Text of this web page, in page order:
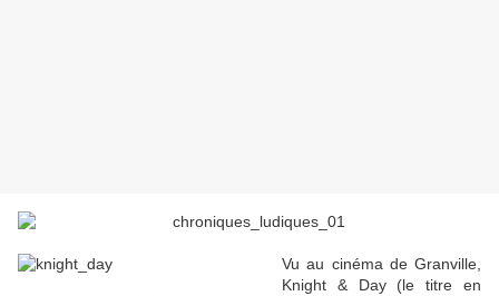
Vu au cinéma de Granville,
Knight & Day (le titre en